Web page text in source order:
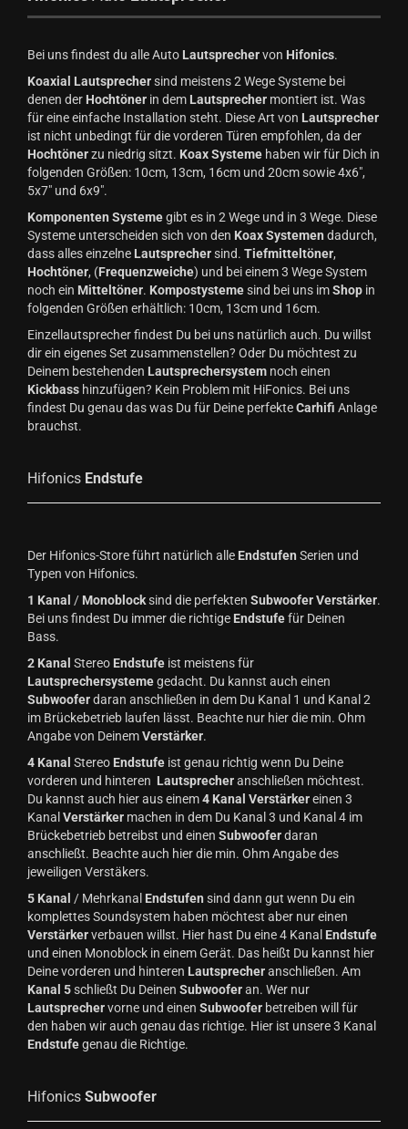
Bei uns findest du alle Auto Lautsprechervon Hifonics.
Koaxial Lautsprechersind meistens 2 Wege Systeme bei
denen der Hochtöner in dem Lautsprecher montiert ist. Was
für eine einfache Installation steht. Diese Art von Lautsprecher
ist nicht unbedingt für die vorderen Türen empfohlen, da der
Hochtönerzu niedrig sitzt. Koax Systeme haben wir für Dich in
folgenden Größen: 10cm, 13cm, 16cm und 20cm sowie 4x6",
5x7" und 6x9".
Komponenten Systemegibt es in 2 Wege und in 3 Wege. Diese
Systeme unterscheiden sich von den Koax Systemen dadurch,
dass alles einzelne Lautsprechersind. Tiefmitteltöner,
Hochtöner, (Frequenzweiche) und bei einem 3 Wege System
noch ein Mitteltöner. Kompostystemesind bei uns imShop in
folgenden Größen erhältlich: 10cm, 13cm und 16cm.
Einzellautsprecher findest Du bei uns natürlich auch. Du willst
dir ein eigenes Set zusammenstellen? Oder Du möchtest zu
Deinem bestehenden Lautsprechersystem noch einen
Kickbass hinzufügen? Kein Problem mit HiFonics. Bei uns
findest Du genau das was Du für Deine perfekteCarhifi Anlage
brauchst.
Hifonics Endstufe
Der Hifonics-Store führt natürlich alle Endstufen Serien und
Typen von Hifonics.
1 Kanal / Monoblocksind die perfekten SubwooferVerstärker.
Bei uns findest Du immer die richtige Endstufefür Deinen
Bass.
2 Kanal Stereo Endstufe ist meistens für
Lautsprechersystemegedacht. Du kannst auch einen
Subwooferdaran anschließen in dem Du Kanal 1 und Kanal 2
im Brückebetrieb laufen lässt. Beachte nur hier die min. Ohm
Angabe von DeinemVerstärker.
4 Kanal Stereo Endstufe ist genau richtig wenn Du Deine
vorderen und hinteren Lautsprecheranschließen möchtest.
Du kannst auch hier aus einem4 Kanal Verstärkereinen 3
KanalVerstärker machen in dem Du Kanal 3 und Kanal 4 im
Brückebetrieb betreibst und einen Subwooferdaran
anschließt. Beachte auch hier die min. Ohm Angabe des
jeweiligen Verstäkers.
5 Kanal / Mehrkanal Endstufen sind dann gut wenn Du ein
komplettes Soundsystem haben möchtest aber nur einen
Verstärkerverbauen willst. Hier hast Du eine 4 Kanal Endstufe
und einen Monoblock in einem Gerät. Das heißt Du kannst hier
Deine vorderen und hinteren Lautsprecheranschließen. Am
Kanal 5schließt Du Deinen Subwooferan. Wer nur
Lautsprechervorne und einen Subwoofer betreiben will für
den haben wir auch genau das richtige. Hier ist unsere 3 Kanal
Endstufegenau die Richtige.
Hifonics Subwoofer